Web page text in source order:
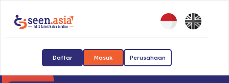
Daftar Masuk Perusahaan